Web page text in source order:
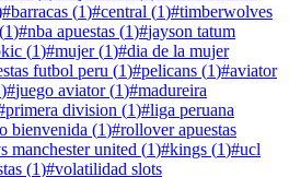
#barracas (1)#central (1)#timberwolves
(1)#nba apuestas (1)#jayson tatum
(1)#mujer(1)#dia de la mujer
futbol peru (1)#pelicans (1)#aviator
)#juego aviator(1)#madureira
primera division (1)#liga peruana
bienvenida (1)#rollover apuestas
manchester united (1)#kings (1)#ucl
(1)#volatilidad slots